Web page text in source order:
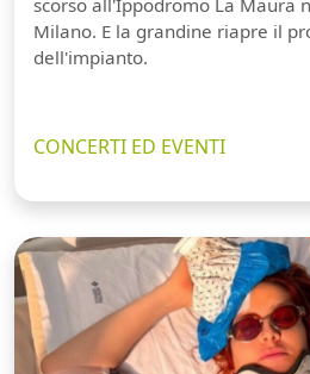
scorso all'Ippodromo La Maura
Milano. E la grandine riapre il
dell'impianto.
CONCERTI ED EVENTI